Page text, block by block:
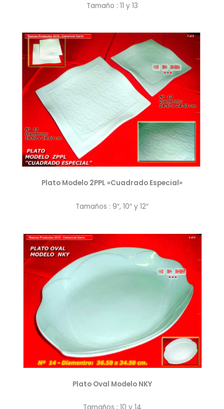
Tamaño : 11 y 13
Plato Modelo 2PPL «Cuadrado Especial»
Tamaños : 9″, 10″ y 12″
Plato Oval Modelo NKY